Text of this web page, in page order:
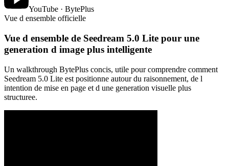
YouTube · BytePlus
Vue d ensemble officielle
Vue d ensemble de Seedream 5.0 Lite pour une
generation d image plus intelligente
Un walkthrough BytePlus concis, utile pour comprendre comment
Seedream 5.0 Lite est positionne autour du raisonnement, de l
intention de mise en page et d une generation visuelle plus
structuree.